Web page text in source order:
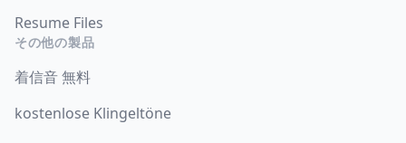
Resume Files
その他の製品
着信音 無料
kostenlose Klingeltöne